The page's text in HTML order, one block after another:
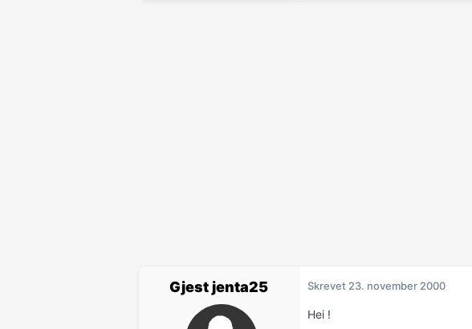
Gjest jenta25 Skrevet 23. november 2000
Hei !